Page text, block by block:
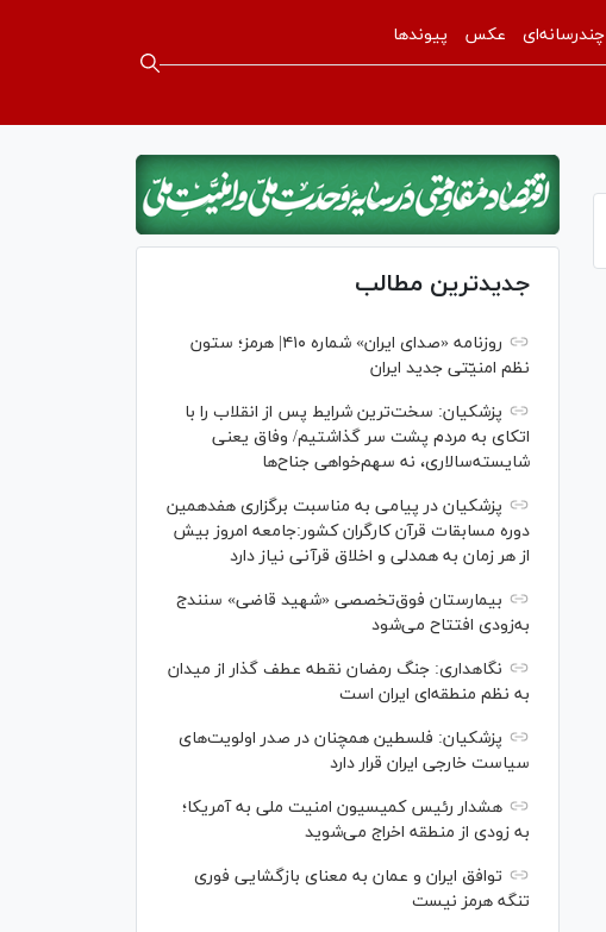
چندرسانه‌ای عکس پیوندها
جدیدترین مطالب
روزنامه «صدای ایران» شماره ۴۱۰| هرمز؛ ستون
نظم امنیّتی جدید ایران
پزشکیان: سخت‌ترین شرایط پس از انقلاب را با
اتکای به مردم پشت سر گذاشتیم/ وفاق یعنی
شایسته‌سالاری، نه سهم‌خواهی جناح‌ها
پزشکیان در پیامی به مناسبت برگزاری هفدهمین
دوره مسابقات قرآن کارگران کشور:جامعه امروز بیش
از هر زمان به همدلی و اخلاق قرآنی نیاز دارد
بیمارستان فوق‌تخصصی «شهید قاضی» سنندج
به‌زودی افتتاح می‌شود
نگاهداری: جنگ رمضان نقطه عطف گذار از میدان
به نظم منطقه‌ای ایران است
پزشکیان: فلسطین همچنان در صدر اولویت‌های
سیاست خارجی ایران قرار دارد
هشدار رئیس کمیسیون امنیت ملی به آمریکا؛
به زودی از منطقه اخراج می‌شوید
توافق ایران و عمان به معنای بازگشایی فوری
تنگه هرمز نیست